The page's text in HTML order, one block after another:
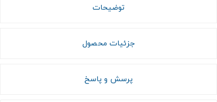
توضیحات
جزئیات محصول
پرسش و پاسخ